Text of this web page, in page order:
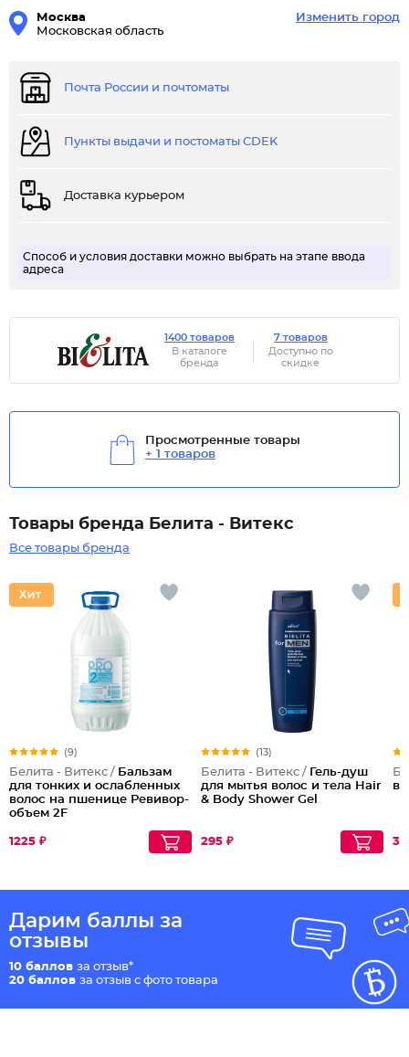
Москва
Московская область
Изменить город
Почта России и почтоматы
Пункты выдачи и постоматы CDEK
Доставка курьером
Способ и условия доставки можно выбрать на этапе ввода
адреса
1400 товаров
В каталоге
бренда
7 товаров
Доступно по
скидке
Просмотренные товары
+ 1 товаров
Товары бренда Белита - Витекс
Все товары бренда
(9)
Белита - Витекс / Бальзам
для тонких и ослабленных
волос на пшенице Ревивор-
объем 2F
1225 ₽
(13)
Белита - Витекс / Гель-душ
для мытья волос и тела Hair
& Body Shower Gel
295 ₽
Дарим баллы за
отзывы
10 баллов за отзыв*
20 баллов за отзыв с фото товара